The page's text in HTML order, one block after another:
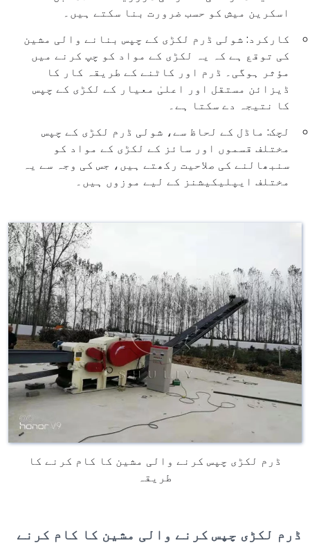
اسکرین میش کو حسب ضرورت بنا سکتے ہیں۔
کارکرد: شولی ڈرم لکڑی کے چپس بنانے والی مشین
کی توقع ہے کہ یہ لکڑی کے مواد کو چپ کرنے میں
مؤثر ہوگی۔ ڈرم اور کاٹنے کے طریقہ کار کا
ڈیزائن مستقل اور اعلیٰ معیار کے لکڑی کے چپس
کا نتیجہ دے سکتا ہے۔
لچک: ماڈل کے لحاظ سے، شولی ڈرم لکڑی کے چپس
مختلف قسموں اور سائز کے لکڑی کے مواد کو
سنبھالنے کی صلاحیت رکھتے ہیں، جس کی وجہ سے یہ
مختلف ایپلیکیشنز کے لیے موزوں ہیں۔
ڈرم لکڑی چپس کرنے والی مشین کا کام کرنے کا
طریقہ
ڈرم لکڑی چپس کرنے والی مشین کا کام کرنے